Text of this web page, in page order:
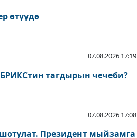
өтүүдө
07.08.2026 17:19
тагдырын чечеби?
07.08.2026 17:08
Президент мыйзамга